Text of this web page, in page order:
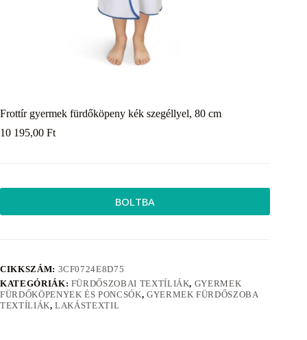
Frottír gyermek fürdőköpeny kék szegéllyel, 80 cm
10 195,00 Ft
BOLTBA
CIKKSZÁM: 3CF0724E8D75
KATEGÓRIÁK: FÜRDŐSZOBAI TEXTÍLIÁK, GYERMEK
FÜRDŐKÖPENYEK ÉS PONCSÓK, GYERMEK FÜRDŐSZOBA
TEXTÍLIÁK,LAKÁSTEXTIL